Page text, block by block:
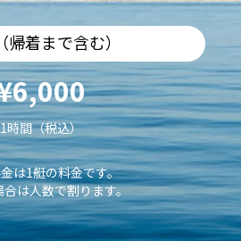
帰着まで含む）
1時間（税込）
は1艇の料金です。
は人数で割ります。